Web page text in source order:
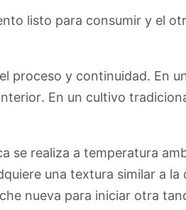
listo para consumir y el
proceso y continuidad. En
En un cultivo
se realiza a temperatura
una textura similar a la
nueva para iniciar otra